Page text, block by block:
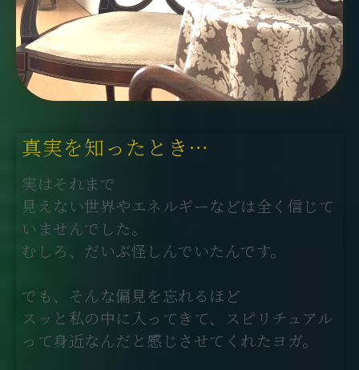
真実を知ったとき…
実はそれまで
見えない世界やエネルギーなどは全く信じて
いませんでした。
むしろ、だいぶ怪しんでいたんです。
でも、そんな偏見を忘れるほど
スッと私の中に入ってきて、スピリチュアル
って身近なんだと感じさせてくれたヨガ。